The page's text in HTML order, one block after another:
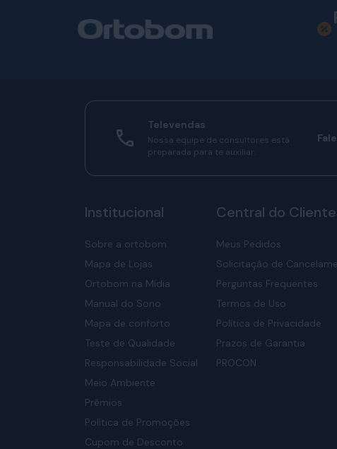
Televendas
Nossa equipe de consultores está
preparada para te auxiliar.
Institucional
Sobre a ortobom
Mapa de Lojas
Ortobom na Mídia
Manual do Sono
Mapa de conforto
Teste de Qualidade
Responsabilidade Social
Meio Ambiente
Prêmios
Política de Promoções
Cupom de Desconto
Central do Cliente
Meus Pedidos
Solicitação de
Perguntas Frequentes
Termos de Uso
Política de Privacidade
Prazos de Garantia
PROCON